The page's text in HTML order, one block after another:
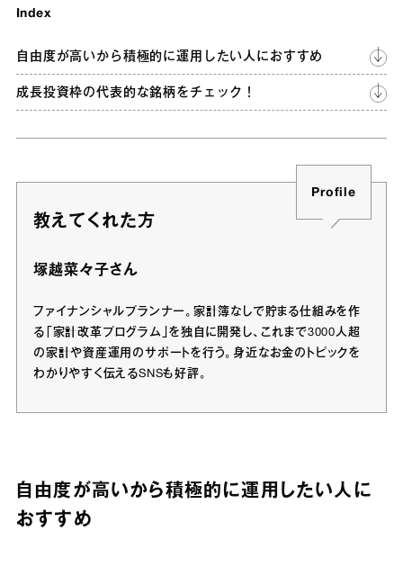
Index
自由度が高いから積極的に運用したい人におすすめ
成長投資枠の代表的な銘柄をチェック！
教えてくれた方
Profile
塚越菜々子さん
ファイナンシャルプランナー。家計簿なしで貯まる仕組みを作
る「家計改革プログラム」を独自に開発し、これまで3000人超
の家計や資産運用のサポートを行う。身近なお金のトピックを
わかりやすく伝えるSNSも好評。
自由度が高いから積極的に運用したい人に
おすすめ